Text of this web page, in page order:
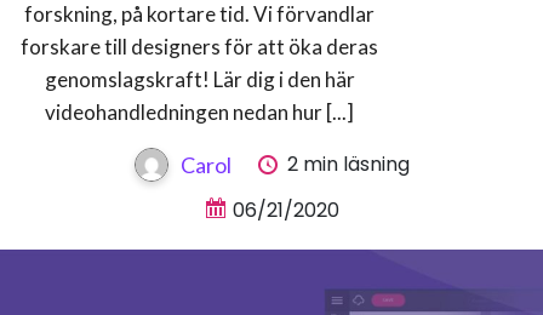
forskning, på kortare tid. Vi förvandlar
forskare till designers för att öka deras
genomslagskraft! Lär dig i den här
videohandledningen nedan hur [...]
Carol
2 min läsning
06/21/2020